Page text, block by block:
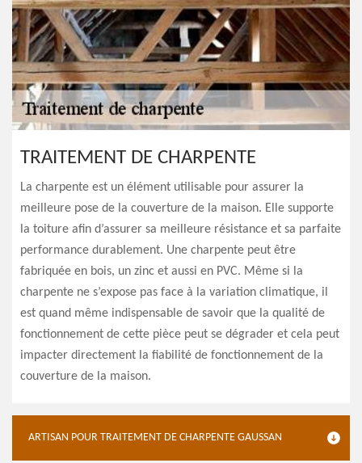
TRAITEMENT DE CHARPENTE
La charpente est un élément utilisable pour assurer la
meilleure pose de la couverture de la maison. Elle supporte
la toiture afin d’assurer sa meilleure résistance et sa parfaite
performance durablement. Une charpente peut être
fabriquée en bois, un zinc et aussi en PVC. Même si la
charpente ne s’expose pas face à la variation climatique, il
est quand même indispensable de savoir que la qualité de
fonctionnement de cette pièce peut se dégrader et cela peut
impacter directement la fiabilité de fonctionnement de la
couverture de la maison.
ARTISAN POUR TRAITEMENT DE CHARPENTE GAUSSAN